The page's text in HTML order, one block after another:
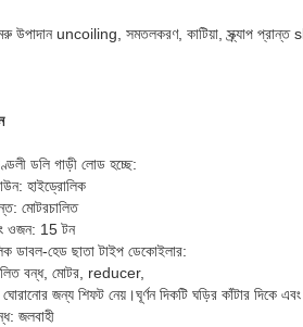
উপাদান uncoiling, সমতলকরণ, কাটিয়া, স্ক্র্যাপ
ডলি গাড়ী লোড হচ্ছে:
হাইড্রোলিক
মোটরচালিত
ওজন: 15 টন
ডাবল-হেড ছাতা টাইপ ডেকোইলার:
বন্ধ, মোটর, reducer,
ঘোরানোর জন্য শিফট নেয়।ঘূর্ণন দিকটি ঘড়ির কাঁটার দিকে
জলবাহী